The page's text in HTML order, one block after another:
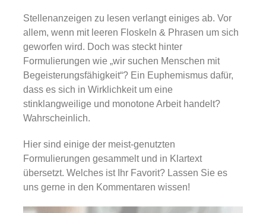
Referenzen
Gold
Karriere
Stellenanzeigen zu lesen verlangt einiges ab. Vor
allem, wenn mit leeren Floskeln & Phrasen um sich
geworfen wird. Doch was steckt hinter
Formulierungen wie „wir suchen Menschen mit
Begeisterungsfähigkeit“? Ein Euphemismus dafür,
dass es sich in Wirklichkeit um eine
stinklangweilige und monotone Arbeit handelt?
Wahrscheinlich.
Hier sind einige der meist-genutzten
Formulierungen gesammelt und in Klartext
übersetzt. Welches ist Ihr Favorit? Lassen Sie es
uns gerne in den Kommentaren wissen!